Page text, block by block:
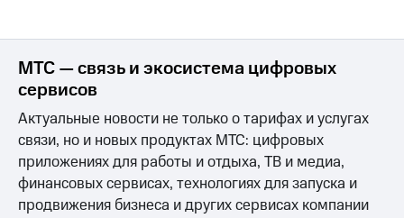
в МТС
со своим
номером
Поддержка
и подписки
группа
Скидка
на тарифы,
общие
и услуги,
доступ
к геолокации
МТС — связь и экосистема цифровых
сервисов
Актуальные новости не только о тарифах и услугах
связи, но и новых продуктах МТС: цифровых
приложениях для работы и отдыха, ТВ и медиа,
финансовых сервисах, технологиях для запуска и
продвижения бизнеса и других сервисах компании